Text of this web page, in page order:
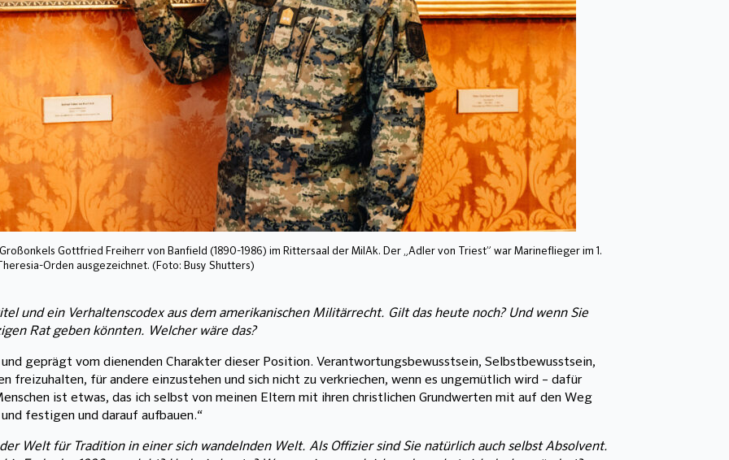
Gottfried Freiherr von Banfield (1890-1986) im Rittersaal der MilAk. Der „Adler von Triest” war Marineflieger im 1.
Orden ausgezeichnet. (Foto: Busy Shutters)
und ein Verhaltenscodex aus dem amerikanischen Militärrecht. Gilt das heute noch? Und wenn Sie
Rat geben könnten. Welcher wäre das?
geprägt vom dienenden Charakter dieser Position. Verantwortungsbewusstsein, Selbstbewusstsein,
freizuhalten, für andere einzustehen und sich nicht zu verkriechen, wenn es ungemütlich wird – dafür
ist etwas, das ich selbst von meinen Eltern mit ihren christlichen Grundwerten mit auf den Weg
festigen und darauf aufbauen.“
Welt für Tradition in einer sich wandelnden Welt. Als Offizier sind Sie natürlich auch selbst Absolvent.